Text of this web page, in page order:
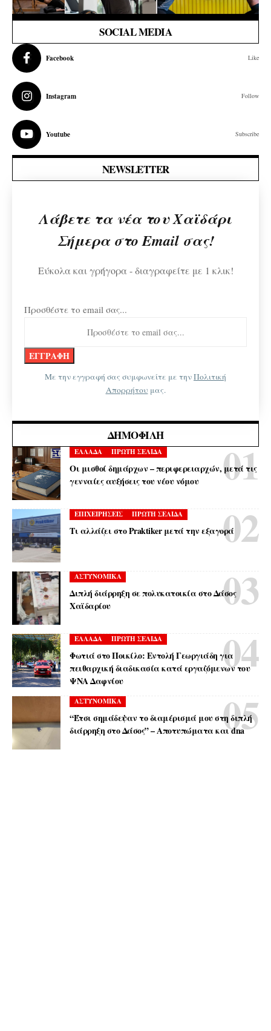
SOCIAL MEDIA
Facebook Like
Instagram Follow
Youtube Subscribe
NEWSLETTER
Λάβετε τα νέα του Χαϊδάρι
Σήμερα στο Email σας!
Εύκολα και γρήγορα - διαγραφείτε με 1 κλικ!
Προσθέστε το email σας...
Με την εγγραφή σας συμφωνείτε με τηνΠολιτική
Απορρήτου μας.
ΔΗΜΟΦΙΛΉ
ΕΛΛΑΔΑ ΠΡΩΤΗ ΣΕΛΙΔΑ
Οι μισθοί δημάρχων – περιφερειαρχών, μετά τις
γενναίες αυξήσεις του νέου νόμου
ΕΠΙΧΕΙΡΗΣΕΙΣ ΠΡΩΤΗ ΣΕΛΙΔΑ
Τι αλλάζει στο Praktiker μετά την εξαγορά
ΑΣΤΥΝΟΜΙΚΑ
Διπλή διάρρηξη σε πολυκατοικία στο Δάσος
Χαϊδαρίου
ΕΛΛΑΔΑ ΠΡΩΤΗ ΣΕΛΙΔΑ
Φωτιά στο Ποικίλο: Εντολή Γεωργιάδη για
πειθαρχική διαδικασία κατά εργαζόμενων του
ΨΝΑ Δαφνίου
ΑΣΤΥΝΟΜΙΚΑ
“Έτσι σημάδεψαν το διαμέρισμά μου στη διπλή
διάρρηξη στο Δάσος” – Αποτυπώματα και dna